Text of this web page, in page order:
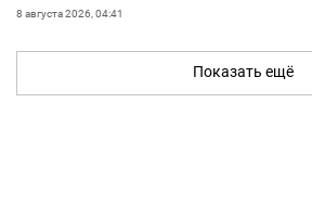
8 августа 2026, 04:41
Показать ещё